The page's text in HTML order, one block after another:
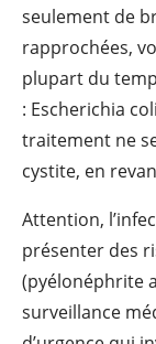
seulement de
rapprochées,
plupart du
: Escherichia
traitement ne
cystite, en
Attention,
présenter des
(pyélonéphrite
surveillance